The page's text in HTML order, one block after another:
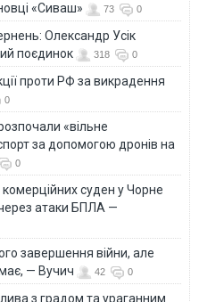
«Сиваш»
73 0
Олександр Усік
поєдинок
318 0
проти РФ за викрадення
0
«вільне
за допомогою дронів на
0
суден у Чорне
атаки БПЛА —
завершення війни, але
— Вучич
42 0
з градом та ураганним